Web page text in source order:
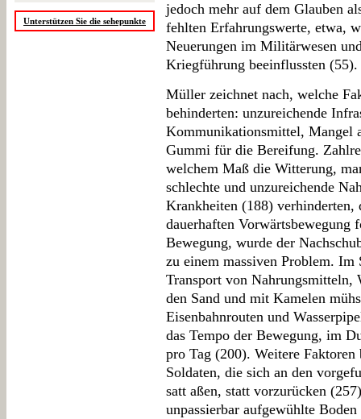
Unterstützen Sie die sehepunkte
jedoch mehr auf dem Glauben
fehlten Erfahrungswerte, etwa,
Neuerungen im Militärwesen
Kriegführung beeinflussten (55).
Müller zeichnet nach, welche
behinderten: unzureichende
Kommunikationsmittel, Mangel
Gummi für die Bereifung.
welchem Maß die Witterung,
schlechte und unzureichende
Krankheiten (188) verhinderten,
dauerhaften
Bewegung, wurde der
zu einem massiven Problem.
Transport von Nahrungsmitteln,
den Sand und mit Kamelen
Eisenbahnrouten und
das Tempo der Bewegung, im
pro Tag (200). Weitere Faktoren
Soldaten, die sich an den
satt aßen, statt vorzurücken
unpassierbar aufgewühlte